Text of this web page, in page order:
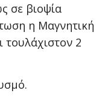
σε βιοψία
η Μαγνητική
τουλάχιστον 2